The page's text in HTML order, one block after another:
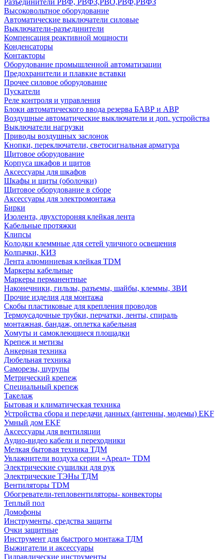
Разъединители РВФ, РВФЗ,РВО,РВФ,РВФЗ
Высоковольтное оборудование
Автоматические выключатели cиловые
Выключатели-разъединители
Компенсация реактивной мощности
Конденсаторы
Контакторы
Оборудование промышленной автоматизации
Предохранители и плавкие вставки
Прочее силовое оборудование
Пускатели
Реле контроля и управления
Блоки автоматического ввода резерва БАВР и АВР
Воздушные автоматические выключатели и доп. устройства
Выключатели нагрузки
Приводы воздушных заслонок
Кнопки, переключатели, светосигнальная арматура
Щитовое оборудование
Корпуса шкафов и щитов
Аксессуары для шкафов
Шкафы и щиты (оболочки)
Щитовое оборудование в сборе
Аксессуары для электромонтажа
Бирки
Изолента, двухстороняя клейкая лента
Кабельные протяжки
Клипсы
Колодки клеммные для сетей уличного освещения
Колпачки, КИЗ
Лента алюминиевая клейкая TDM
Маркеры кабельные
Маркеры перманентные
Наконечники, гильзы, разъемы, шайбы, клеммы, ЗВИ
Прочие изделия для монтажа
Скобы пластиковые для крепления проводов
Термоусадочные трубки, перчатки, ленты, спираль
монтажная, бандаж, оплетка кабельная
Хомуты и самоклеющиеся площадки
Крепеж и метизы
Анкерная техника
Дюбельная техника
Саморезы, шурупы
Метрический крепеж
Специальный крепеж
Такелаж
Бытовая и климатическая техника
Устройства сбора и передачи данных (антенны, модемы) EKF
Умный дом EKF
Аксессуары для вентиляции
Аудио-видео кабели и переходники
Мелкая бытовая техника ТДМ
Увлажнители воздуха серии «Ареал» TDM
Электрические сушилки для рук
Электрические ТЭНы ТДМ
Вентиляторы TDM
Обогреватели-тепловентиляторы- конвекторы
Теплый пол
Домофоны
Инструменты, средства защиты
Очки защитные
Инструмент для быстрого монтажа ТДМ
Выжигатели и аксессуары
Гидравлические инструменты